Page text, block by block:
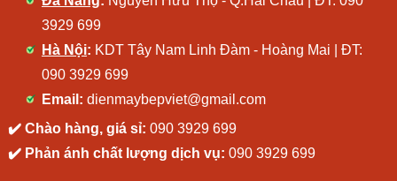
Đà Nẵng: Nguyễn Hữu Thọ - Q.Hải Châu | ĐT: 090
3929 699
Hà Nội: KDT Tây Nam Linh Đàm - Hoàng Mai | ĐT:
090 3929 699
Email: dienmaybepviet@gmail.com
✔️ Chào hàng, giá sỉ: 090 3929 699
✔️ Phản ánh chất lượng dịch vụ: 090 3929 699